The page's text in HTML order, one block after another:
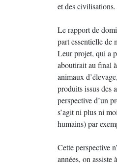
et des civilisations.
Le rapport de
part essentielle de
Leur projet, qui a
aboutirait au final
animaux
produits issus des
perspective d’un
s’agit ni plus ni
humains) par
Cette perspective
années, on